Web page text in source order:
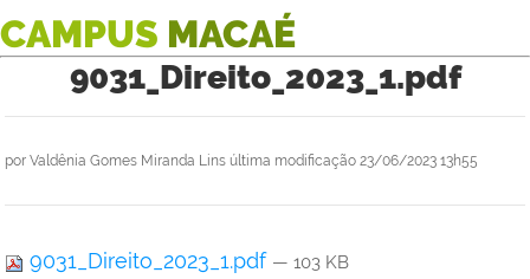
CAMPUS MACAÉ
9031_Direito_2023_1.pdf
por Valdênia Gomes Miranda Lins última modificação 23/06/2023 13h55
9031_Direito_2023_1.pdf — 103 KB